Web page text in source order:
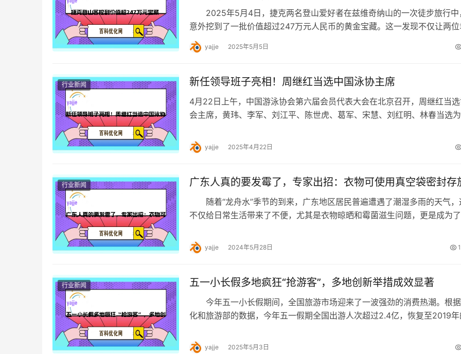
2025年5月4日，捷克两名登山爱好者在兹维奇纳山的一次徒步旅行中
意外挖到了一批价值超过247万元人民币的黄金宝藏。这一发现不仅让两
运的登山客喜出望外，也引发了公众对历史…
yajje 2025年5月5日
行业新闻 新任领导班子亮相！周继红当选中国泳协主席
4月22日上午，中国游泳协会第六届会员代表大会在北京召开，周继红当
会主席，黄玮、李军、刘江平、陈世虎、葛军、宋慧、刘红明、林春当选为
yajje 2025年4月22日
行业新闻 广东人真的要发霉了，专家出招：衣物可使用真空袋密封存
随着“龙舟水”季节的到来，广东地区居民普遍遭遇了潮湿多雨的天气，
不仅给日常生活带来了不便，尤其是衣物晾晒和霉菌滋生问题，更是成为了
yajje 2024年5月28日
行业新闻 五一小长假多地疯狂“抢游客”，多地创新举措成效显著
今年五一小长假期间，全国旅游市场迎来了一波强劲的消费热潮。根
化和旅游部的数据，今年五一假期全国出游人次超过2.4亿，恢复至2019年
yajje 2025年5月3日